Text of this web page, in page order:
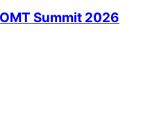
Summit 2026